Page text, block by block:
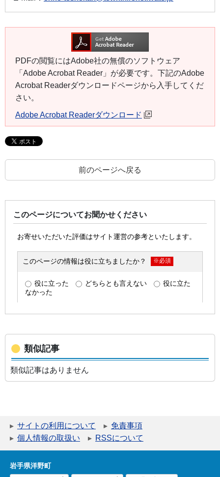
PDFの閲覧にはAdobe社の無償のソフトウェア
「Adobe Acrobat Reader」が必要です。下記のAdobe
Acrobat Readerダウンロードページから入手してくだ
さい。
Adobe Acrobat Readerダウンロード
前のページへ戻る
このページについてお聞かせください
類似記事
類似記事はありません
サイトの利用について
免責事項
個人情報の取扱い
RSSについて
岩手県洋野町